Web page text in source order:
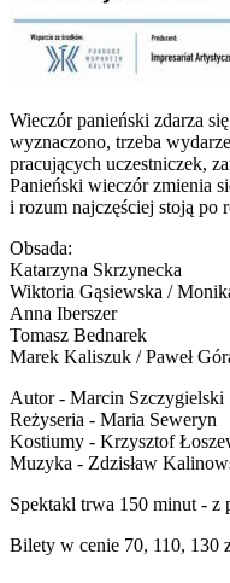
Wieczór panieński zdarza
wyznaczono, trzeba
pracujących uczestniczek,
Panieński wieczór zmienia
i rozum najczęściej stoją po
Obsada:
Katarzyna Skrzynecka
Wiktoria Gąsiewska /
Anna Iberszer
Tomasz Bednarek
Marek Kaliszuk / Paweł
Autor - Marcin Szczygielski
Reżyseria - Maria Seweryn
Kostiumy - Krzysztof
Muzyka - Zdzisław
Spektakl trwa 150 minut - z
Bilety w cenie 70, 110, 130